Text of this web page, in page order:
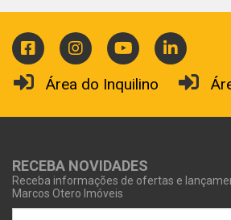
Área do Inquilino
RECEBA NOVIDADES
Receba informações de ofertas e
Marcos Otero Imóveis